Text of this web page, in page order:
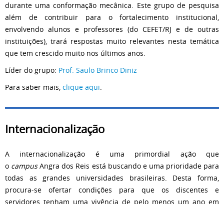
durante uma conformação mecânica. Este grupo de pesquisa
além de contribuir para o fortalecimento institucional,
envolvendo alunos e professores (do CEFET/RJ e de outras
instituições), trará respostas muito relevantes nesta temática
que tem crescido muito nos últimos anos.
Líder do grupo: Prof. Saulo Brinco Diniz
Para saber mais, clique aqui.
Internacionalização
A internacionalização é uma primordial ação que
o campusAngra dos Reis está buscando e uma prioridade para
todas as grandes universidades brasileiras. Desta forma,
procura-se ofertar condições para que os discentes e
servidores tenham uma vivência de pelo menos um ano em